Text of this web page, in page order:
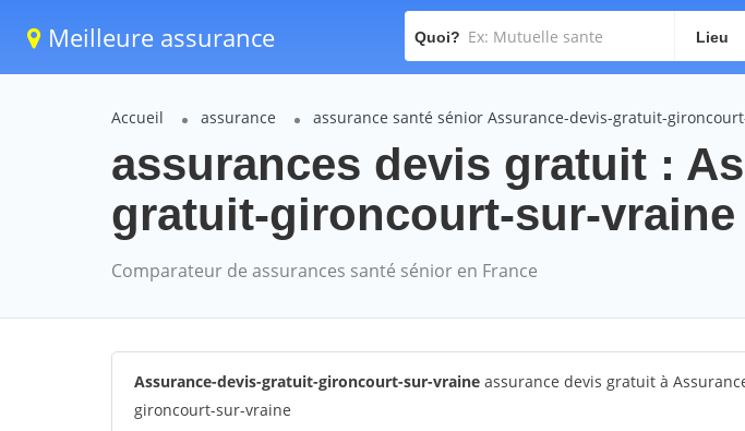
Meilleure assurance Quoi? Lieu
Accueil assurance assurance santé sénior Assurance-devis-gratuit-
assurances devis gratuit :
gratuit-gironcourt-sur-vraine
Comparateur de assurances santé sénior en France
Assurance-devis-gratuit-gironcourt-sur-vraine assurance devis gratuit à
gironcourt-sur-vraine